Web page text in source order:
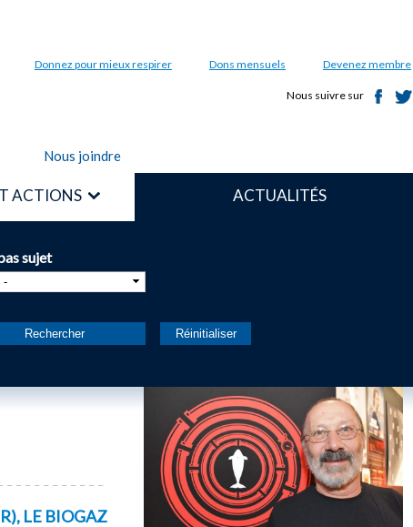
Donnez pour mieux respirer Dons mensuels Devenez membre
Nous suivre sur
Nous joindre
ACTIONS ACTUALITÉS
sujet
LE BIOGAZ